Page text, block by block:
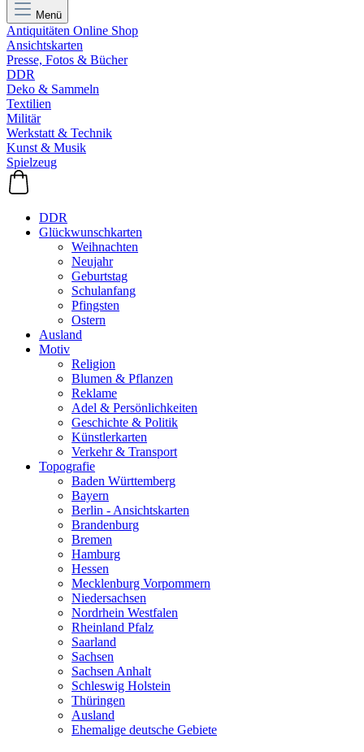
Menü
Antiquitäten Online Shop
Ansichtskarten
Presse, Fotos & Bücher
DDR
Deko & Sammeln
Textilien
Militär
Werkstatt & Technik
Kunst & Musik
Spielzeug
DDR
Glückwunschkarten
Weihnachten
Neujahr
Geburtstag
Schulanfang
Pfingsten
Ostern
Ausland
Motiv
Religion
Blumen & Pflanzen
Reklame
Adel & Persönlichkeiten
Geschichte & Politik
Künstlerkarten
Verkehr & Transport
Topografie
Baden Württemberg
Bayern
Berlin - Ansichtskarten
Brandenburg
Bremen
Hamburg
Hessen
Mecklenburg Vorpommern
Niedersachsen
Nordrhein Westfalen
Rheinland Pfalz
Saarland
Sachsen
Sachsen Anhalt
Schleswig Holstein
Thüringen
Ausland
Ehemalige deutsche Gebiete